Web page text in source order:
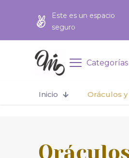
Este es un espacio
seguro
Categorías
Inicio Oráculos